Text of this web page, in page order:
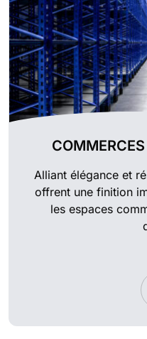
Alliant élégance et
offrent une finition
les espaces